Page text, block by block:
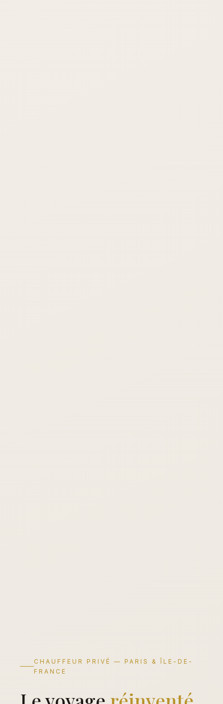
CHAUFFEUR PRIVÉ — PARIS & ÎLE-DE-
FRANCE